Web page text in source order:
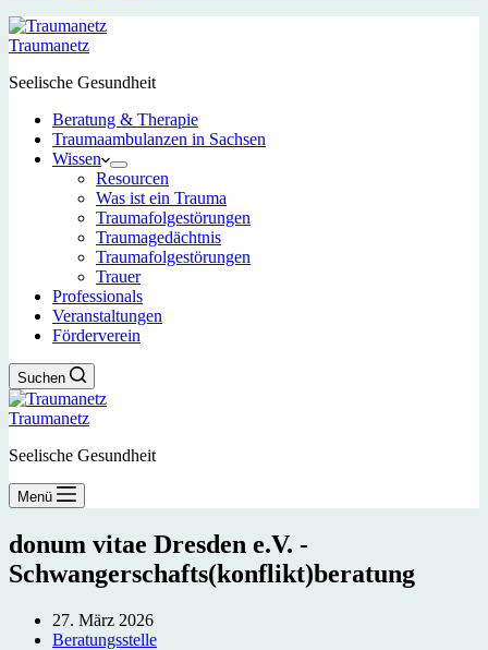
Traumanetz
Seelische Gesundheit
Beratung & Therapie
Traumaambulanzen in Sachsen
Wissen
Resourcen
Was ist ein Trauma
Traumafolgestörungen
Traumagedächtnis
Traumafolgestörungen
Trauer
Professionals
Veranstaltungen
Förderverein
Suchen
Traumanetz
Seelische Gesundheit
Menü
donum vitae Dresden e.V. -
Schwangerschafts(konflikt)beratung
27. März 2026
Beratungsstelle